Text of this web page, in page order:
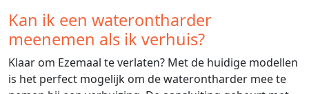
Kan ik een waterontharder
meenemen als ik verhuis?
Klaar om Ezemaal te verlaten? Met de huidige modellen
is het perfect mogelijk om de waterontharder mee te